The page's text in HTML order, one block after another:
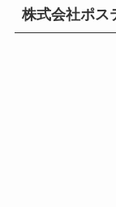
株式会社ポス